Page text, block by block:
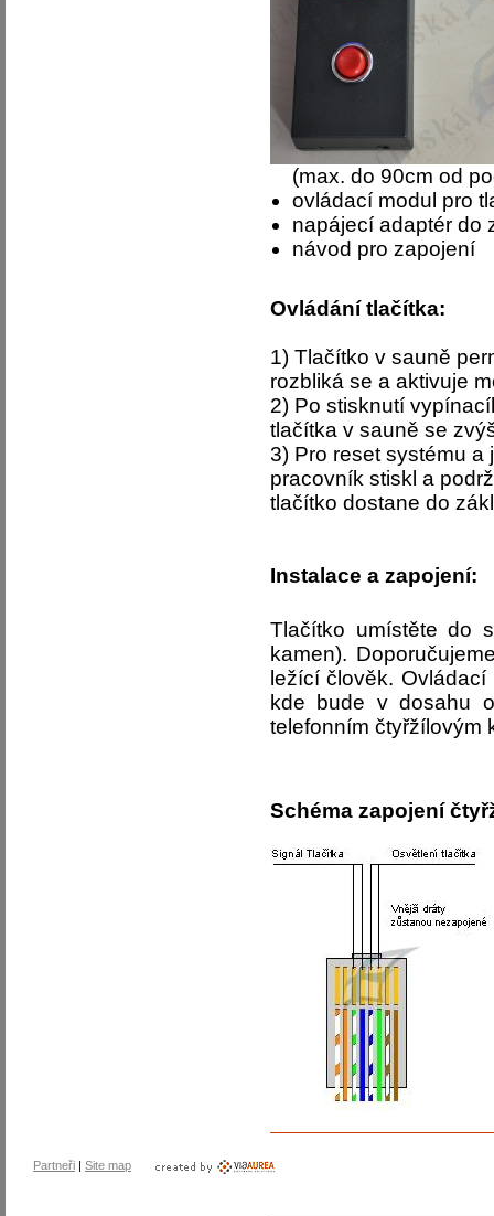
(max. do 90cm od
ovládací modul pro
napájecí adaptér do
návod pro zapojení
Ovládání tlačítka:
1) Tlačítko v sauně
rozbliká se a aktivuje
2) Po stisknutí
tlačítka v sauně se
3) Pro reset systému
pracovník stiskl a
tlačítko dostane do
Instalace a zapojení:
Tlačítko umístěte do
kamen).
ležící člověk.
kde bude v dosahu
telefonním čtyřžílovým
Schéma zapojení
Partneři | Site map